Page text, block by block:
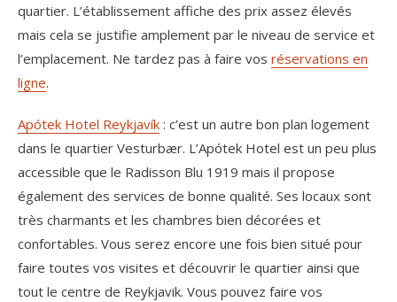
quartier. L’établissement affiche des prix assez élevés
mais cela se justifie amplement par le niveau de service et
l’emplacement. Ne tardez pas à faire vos réservations en
ligne.
Apótek Hotel Reykjavík : c’est un autre bon plan logement
dans le quartier Vesturbær. L’Apótek Hotel est un peu plus
accessible que le Radisson Blu 1919 mais il propose
également des services de bonne qualité. Ses locaux sont
très charmants et les chambres bien décorées et
confortables. Vous serez encore une fois bien situé pour
faire toutes vos visites et découvrir le quartier ainsi que
tout le centre de Reykjavik. Vous pouvez faire vos